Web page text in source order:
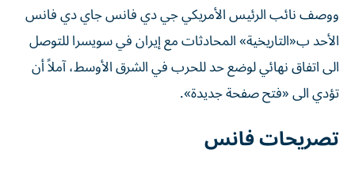
ووصف نائب الرئيس الأمريكي جي دي فانس جاي دي فانس
الأحد ب«التاريخية» المحادثات مع إيران في سويسرا للتوصل
الى اتفاق نهائي لوضع حد للحرب في الشرق الأوسط، آملاً أن
تؤدي الى «فتح صفحة جديدة».
تصريحات فانس